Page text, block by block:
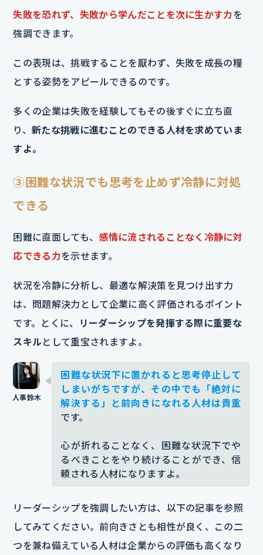
失敗を恐れず、失敗から学んだことを次に生かす力を
強調できます。
この表現は、挑戦することを厭わず、失敗を成長の糧
とする姿勢をアピールできるのです。
多くの企業は失敗を経験してもその後すぐに立ち直
り、新たな挑戦に進むことのできる人材を求めていま
すよ。
③困難な状況でも思考を止めず冷静に対処
できる
困難に直面しても、感情に流されることなく冷静に対
応できる力を示せます。
状況を冷静に分析し、最適な解決策を見つけ出す力
は、問題解決力として企業に高く評価されるポイント
です。とくに、
リーダーシップを発揮する際に重要な
スキル として重宝されますよ。
困難な状況下に置かれると思考停止して
しまいがちですが、その中でも「絶対に
解決する」と前向きになれる人材は貴重
です。
心が折れることなく、困難な状況下でや
るべきことをやり続けることができ、信
頼される人材になりますよ。
リーダーシップを強調したい方は、以下の記事を参照
してみてください。前向きさとも相性が良く、この二
つを兼ね備えている人材は企業からの評価も高くなり